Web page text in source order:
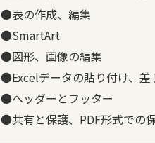
●表の作成、編集
●SmartArt
●図形、画像の編集
●Excelデータの貼り付け、差
●ヘッダーとフッター
●共有と保護、PDF形式での